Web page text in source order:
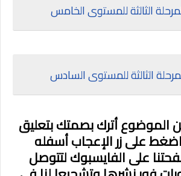
الثالثة للمستوى الخامس
الثالثة للمستوى السادس
الموضوع أترك بصمتك بتعليق
على زر الإعجاب أسفله
على الفايسبوك لتتوصل